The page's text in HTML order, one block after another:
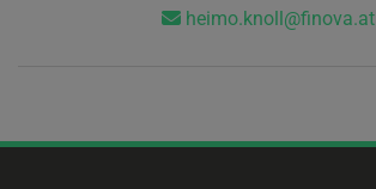
heimo.knoll@finova.at